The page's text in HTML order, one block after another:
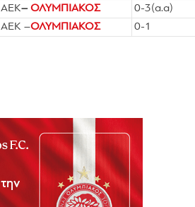
ΑΕΚ– ΟΛΥΜΠΙΑΚΟΣ
0-3(α.α)
ΑΕΚ –ΟΛΥΜΠΙΑΚΟΣ 0-1